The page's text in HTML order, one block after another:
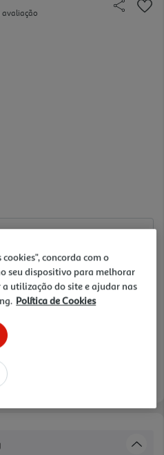
avaliação
concorda com o
seu dispositivo para melhorar
utilização do site e ajudar nas
Política de Cookies